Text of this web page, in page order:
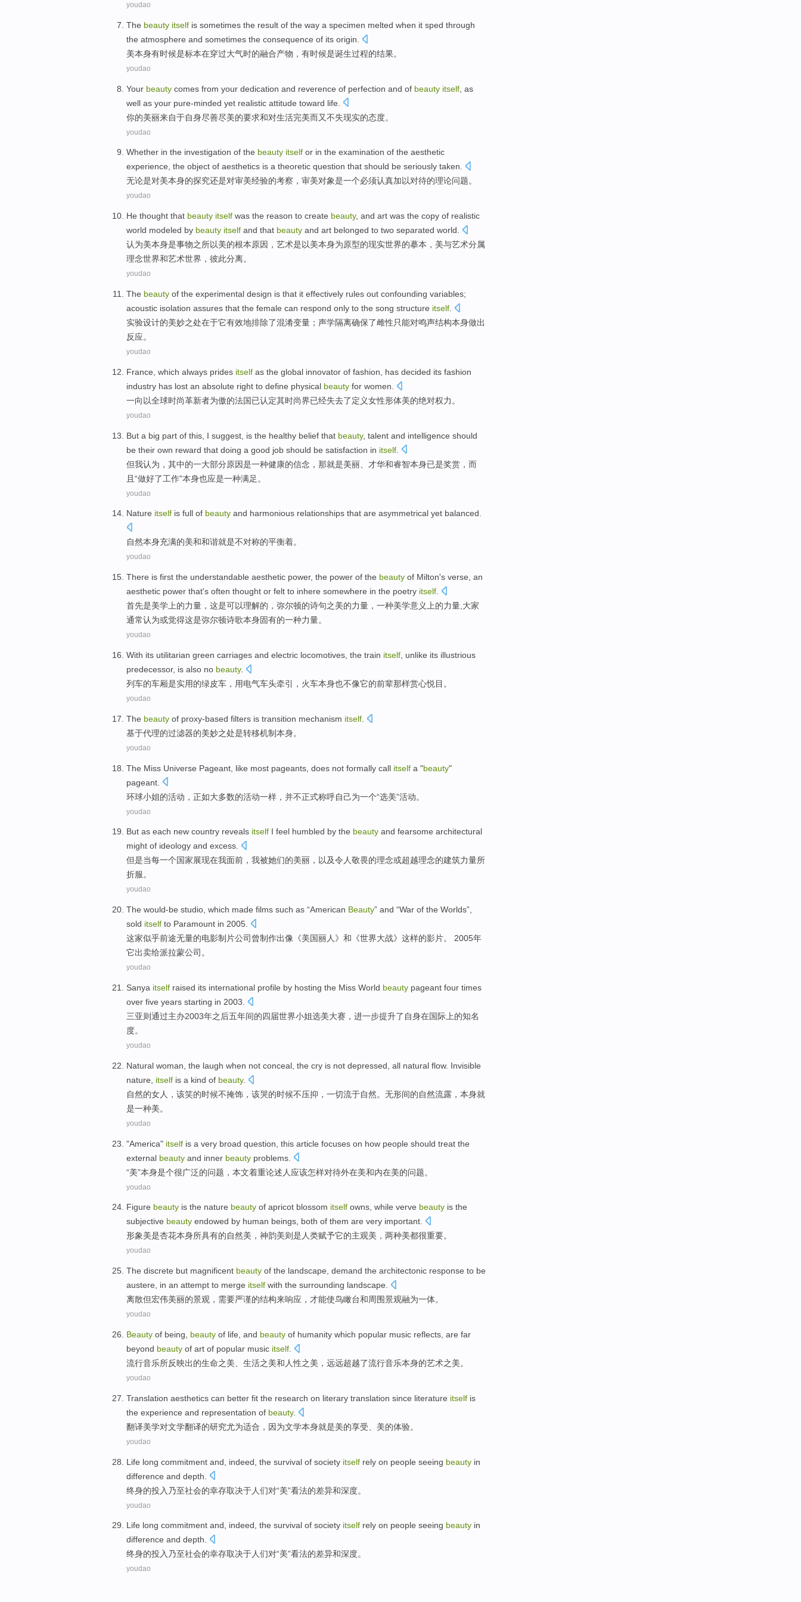
youdao
The beauty itself is sometimes the result of the way a specimen melted when it sped through
the atmosphere and sometimes the consequence of its origin.
美本身有时候是标本在穿过大气时的融合产物 ，有时候是诞生过程的结果。
youdao
Your beauty comes from your dedication and reverence of perfection and of beauty itself , as
well as your pure-minded yet realistic attitude toward life
你的美丽来自于自身尽善尽美的要求和对生活完美而又不失现实的态度。
youdao
Whether in the investigation of the beauty itself or in the examination of the aesthetic
experience, the object of aesthetics is a theoretic question that should be seriously taken.
无论是对美本身的探究还是对审美经验的考察 ， 审美对象是一个必须认真加以对待的理论问题。
youdao
He thought that beauty itself was the reason to create beauty, and art was the copy of realistic
world modeled by beauty itself and that beauty and art belonged to two separated world
认为美本身是事物之所以美的根本原因， 艺术是以美本身为原型的现实世界的摹本 ，美与艺术分属
理念世界和艺术世界， 彼此分离。
youdao
The beauty of the experimental design is that it effectively rules out confounding variables;
acoustic isolation assures that the female can respond only to the song structure itself
实验设计的美妙之处在于它有效地排除了混淆变量 ； 声学隔离确保了雌性只能对鸣声结构本身做出
反应。
youdao
France , which always prides itself as the global innovator of fashion has decided its fashion
industry has lost an absolute right to define physical beauty for women
一向 以全球时尚革新者为傲的法国已认定其时尚界已经失去了定义女性形体美的绝对权力 。
youdao
But a big part of this, I suggest is the healthy belief that beauty, talent and intelligence should
be their own reward that doing a good job should be satisfaction in itself
但我认为 ，其中的一大部分原因是一种健康的信念 ， 那就是美丽 才华和睿智本身已是奖赏 ，而
且“做好了工作”本身也应是一种满足 。
youdao
Nature itself is full of beauty and harmonious relationships that are asymmetrical yet balanced.
自然本身充满的美和和谐就是不对称的平衡着。
youdao
There is first the understandable aesthetic power, the power of the beauty of Milton's verse an
aesthetic power that's often thought or felt to inhere somewhere in the poetry itself
首先是美学 上的力量 ， 这是可以理解的 ， 弥尔顿的诗句之美的力量， 一种美学意义上的力量,大家
通常认为或觉得这是弥尔顿诗歌本身固有的一种力量。
youdao
With its utilitarian green carriages and electric locomotives the train itself unlike its illustrious
predecessor, is also no beauty.
列车的车厢是实用的绿皮车， 用电气车头牵引 ， 火车本身也不像它的前辈那样赏心悦目。
youdao
The beauty of proxy-based filters is transition mechanism itself
基于代理的过滤器的美妙之处是转移机制本身。
youdao
The Miss Universe Pageant like most pageants, does not formally call itself a "beauty"
pageant.
环球小姐的活动， 正如大多数的活动一样， 并不正式称呼自己为一个“选美”活动。
youdao
But as each new country reveals itself I feel humbled by the beauty and fearsome architectural
might of ideology and excess.
但是当每一个国家展现在我面前，我被她们的美丽 ， 以及令人敬畏的理念或超越理念的建筑力量所
折服。
youdao
The would-be studio , which made films such as “American Beauty” and “War of the Worlds”,
sold itself to Paramount in 2005.
这家似乎前途无量的电影制片公司曾制作出像 《美国丽人 》 和 《世界大战》 这样的影片。 2005年
它出卖给派拉蒙公司。
youdao
Sanya itself raised its international profile by hosting the Miss World beauty pageant four times
over five years starting in 2003.
三亚则通过主办2003年之后五年间的四届世界小姐选美大赛， 进一步提升了 自身在国际 上的知名
度。
youdao
Natural woman the laugh when not conceal , the cry is not depressed all natural flow. Invisible
nature
itself is a kind of beauty.
自然的女人 ， 该笑的时候不掩饰 ，该哭的时候不压抑 ， 一切流于自然。 无形间的自然流露， 本身就
是一种美。
youdao
"America" itself is a very broad question this article focuses on how people should treat the
external beauty and inner beauty problems
“美”本身是个很广泛的问题 ， 本文着重论述 人 应该怎样对待外在美和内在美的问题。
youdao
Figure beauty is the nature beauty of apricot blossom itself owns, while verve beauty is the
subjective beauty endowed by human beings, both of them are very important.
形象美是杏花本身所具有的自然美 ， 神韵美则是人类赋予它的主观美， 两种美都很重要。
youdao
The discrete but magnificent beauty of the landscape demand the architectonic response to be
austere , in an attempt to merge itself with the surrounding landscape
离散但宏伟美丽的景观 ， 需要严谨的结构来响应 ， 才能使鸟瞰台和周围景观融为一体。
youdao
Beauty of being beauty of life and beauty of humanity which popular music reflects are far
beyond beauty of art of popular music itself
流行音乐所反映出的生命之美 生活之美和 人性之美， 远远超越了流行音乐本身的艺术之美。
youdao
Translation aesthetics can better fit the research on literary translation since literature itself is
the experience and representation of beauty.
翻译美学对文学翻译的研究尤为适合 ， 因为文学本身就是美的享受、美的体验。
youdao
Life long commitment and, indeed , the survival of society itself rely on people seeing beauty in
difference and depth
终身的投入 乃至社会的幸存取决于人们对“美”看法的差异和深度。
youdao
Life long commitment and, indeed, the survival of society itself rely on people seeing beauty in
difference and depth.
终身的投入 乃至社会的幸存取决于人们对“美”看法的差异和深度。
youdao